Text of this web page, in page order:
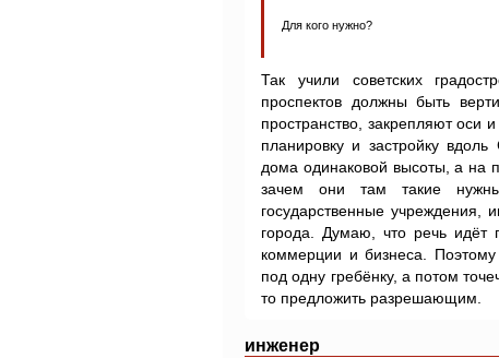
Для кого нужно?
Так учили советских
проспектов должны быть
пространство, закрепляют оси
планировку и застройку
дома одинаковой высоты, а на
зачем они там такие
государственные учреждения,
города. Думаю, что речь идёт
коммерции и бизнеса.
под одну гребёнку, а потом
то предложить разрешающим.
инженер